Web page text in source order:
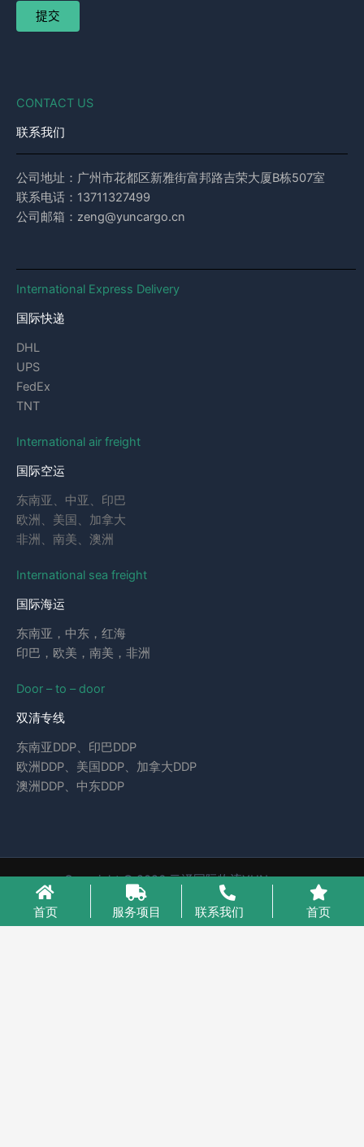
CONTACT US
联系我们
公司地址：广州市花都区新雅街富邦路吉荣大厦B栋507室
联系电话：13711327499
公司邮箱：zeng@yuncargo.cn
International Express Delivery
国际快递
DHL
UPS
FedEx
TNT
International air freight
国际空运
东南亚、中亚、印巴
欧洲、美国、加拿大
非洲、南美、澳洲
International sea freight
国际海运
东南亚，中东，红海
印巴，欧美，南美，非洲
Door – to – door
双清专线
东南亚DDP、印巴DDP
欧洲DDP、美国DDP、加拿大DDP
澳洲DDP、中东DDP
Copyright © 2026 云泽国际物流YUNcargo
粤ICP备2023046221号-1
首页 服务项目 联系我们 首页